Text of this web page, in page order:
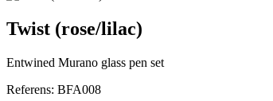
Twist (rose/lilac)
Entwined Murano glass pen set
Referens: BFA008